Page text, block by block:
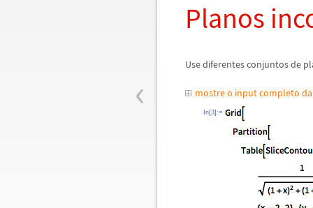
‹
Planos
Use diferentes conjuntos de
mostre o input completo
In[3]:=